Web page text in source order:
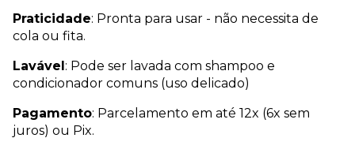
Praticidade: Pronta para usar - não necessita de
cola ou fita.
Lavável : Pode ser lavada com shampoo e
condicionador comuns (uso delicado)
Pagamento: Parcelamento em até 12x (6x sem
juros) ou Pix.